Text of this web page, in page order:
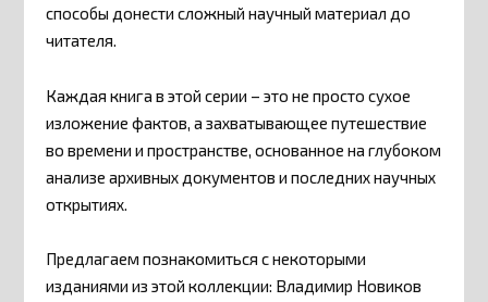
способы донести сложный научный материал до
читателя.
Каждая книга в этой серии – это не просто сухое
изложение фактов, а захватывающее путешествие
во времени и пространстве, основанное на глубоком
анализе архивных документов и последних научных
открытиях.
Предлагаем познакомиться с некоторыми
изданиями из этой коллекции: Владимир Новиков